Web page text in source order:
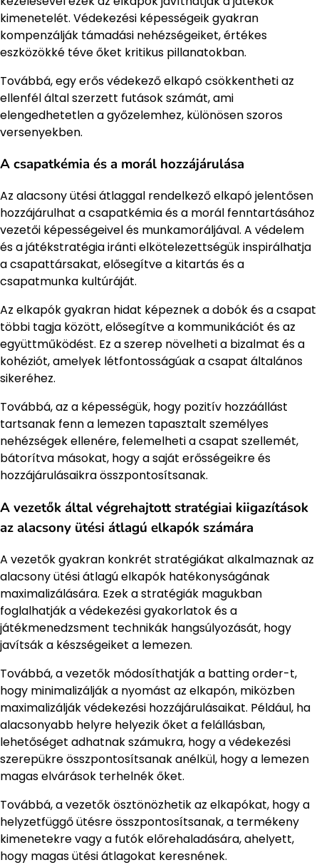
kimenetelét. Védekezési képességeik gyakran
kompenzálják támadási nehézségeiket, értékes
eszközökké téve őket kritikus pillanatokban.
Továbbá, egy erős védekező elkapó csökkentheti az
ellenfél által szerzett futások számát, ami
elengedhetetlen a győzelemhez, különösen szoros
versenyekben.
A csapatkémia és a morál hozzájárulása
Az alacsony ütési átlaggal rendelkező elkapó jelentősen
hozzájárulhat a csapatkémia és a morál fenntartásához
vezetői képességeivel és munkamoráljával. A védelem
és a játékstratégia iránti elkötelezettségük inspirálhatja
a csapattársakat, elősegítve a kitartás és a
csapatmunka kultúráját.
Az elkapók gyakran hidat képeznek a dobók és a csapat
többi tagja között, elősegítve a kommunikációt és az
együttműködést. Ez a szerep növelheti a bizalmat és a
kohéziót, amelyek létfontosságúak a csapat általános
sikeréhez.
Továbbá, az a képességük, hogy pozitív hozzáállást
tartsanak fenn a lemezen tapasztalt személyes
nehézségek ellenére, felemelheti a csapat szellemét,
bátorítva másokat, hogy a saját erősségeikre és
hozzájárulásaikra összpontosítsanak.
A vezetők által végrehajtott stratégiai kiigazítások
az alacsony ütési átlagú elkapók számára
A vezetők gyakran konkrét stratégiákat alkalmaznak az
alacsony ütési átlagú elkapók hatékonyságának
maximalizálására. Ezek a stratégiák magukban
foglalhatják a védekezési gyakorlatok és a
játékmenedzsment technikák hangsúlyozását, hogy
javítsák a készségeiket a lemezen.
Továbbá, a vezetők módosíthatják a batting order-t,
hogy minimalizálják a nyomást az elkapón, miközben
maximalizálják védekezési hozzájárulásaikat. Például, ha
alacsonyabb helyre helyezik őket a felállásban,
lehetőséget adhatnak számukra, hogy a védekezési
szerepükre összpontosítsanak anélkül, hogy a lemezen
magas elvárások terhelnék őket.
Továbbá, a vezetők ösztönözhetik az elkapókat, hogy a
helyzetfüggő ütésre összpontosítsanak, a termékeny
kimenetekre vagy a futók előrehaladására, ahelyett,
hogy magas ütési átlagokat keresnének.